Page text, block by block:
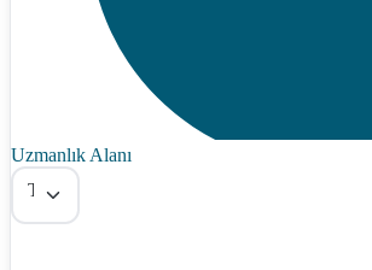
Uzmanlık Alanı
Tümü